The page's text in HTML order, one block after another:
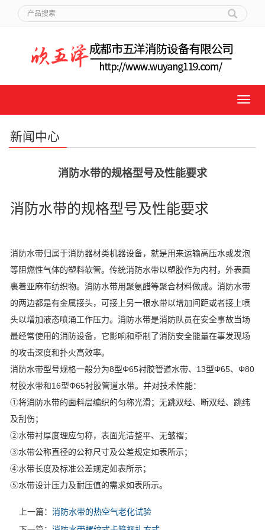
新闻中心
消防水带的规格型号及性能要求
消防水带的规格型号及性能要求
消防水带归属于消防器材类机器设备，就是用来运输高压水或发泡
等阻燃性气体的塑料软管。传统消防水带以塑胶作为内村，外表面
裹着亚麻布纺织物。消防水带用聚氨醋等聚合材料做成。消防水带
的两边都是有金属接头，可接上另一根水带以增加间距或者接上喷
头以增加液态喷涌工作压力。消防水带是消防队员在安全事故当场
最经常使用的消防设备，它影响和牵制了消防安全能量在事发现场
的攻击深度和扑火高效率。
消防水带型号规格一般分为8型Φ65衬胶管道水带、13型Φ65、Φ80
材胶水带和16型Φ65衬胶管道水带。并对技术性能：
①将消防水带的面料层编织的匀称光滑；无跳双经、断双经、跳纬
及刮伤；
②水带衬厚度理应匀称，表面光洁整平、无皱褶；
③水带公称直径的公称尺寸及公差规定如表所示；
④水带长度及标准公差规定如表所示；
⑤水带设计压力及耐压值的需求如表所示。
上一篇： 消防水带的热空气老化试验